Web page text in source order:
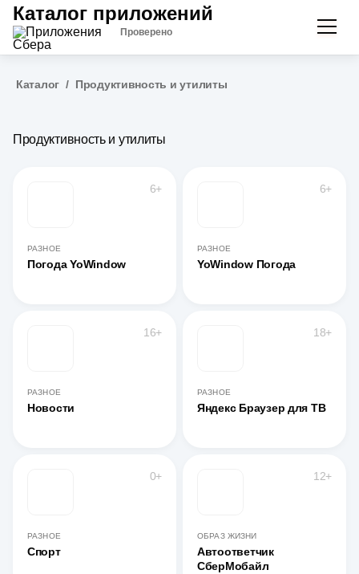
Каталог приложений
Проверено
Каталог / Продуктивность и утилиты
Продуктивность и утилиты
6+
РАЗНОЕ
Погода YoWindow
6+
РАЗНОЕ
YoWindow Погода
16+
РАЗНОЕ
Новости
18+
РАЗНОЕ
Яндекс Браузер для ТВ
0+
РАЗНОЕ
Спорт
12+
ОБРАЗ ЖИЗНИ
Автоответчик
СберМобайл